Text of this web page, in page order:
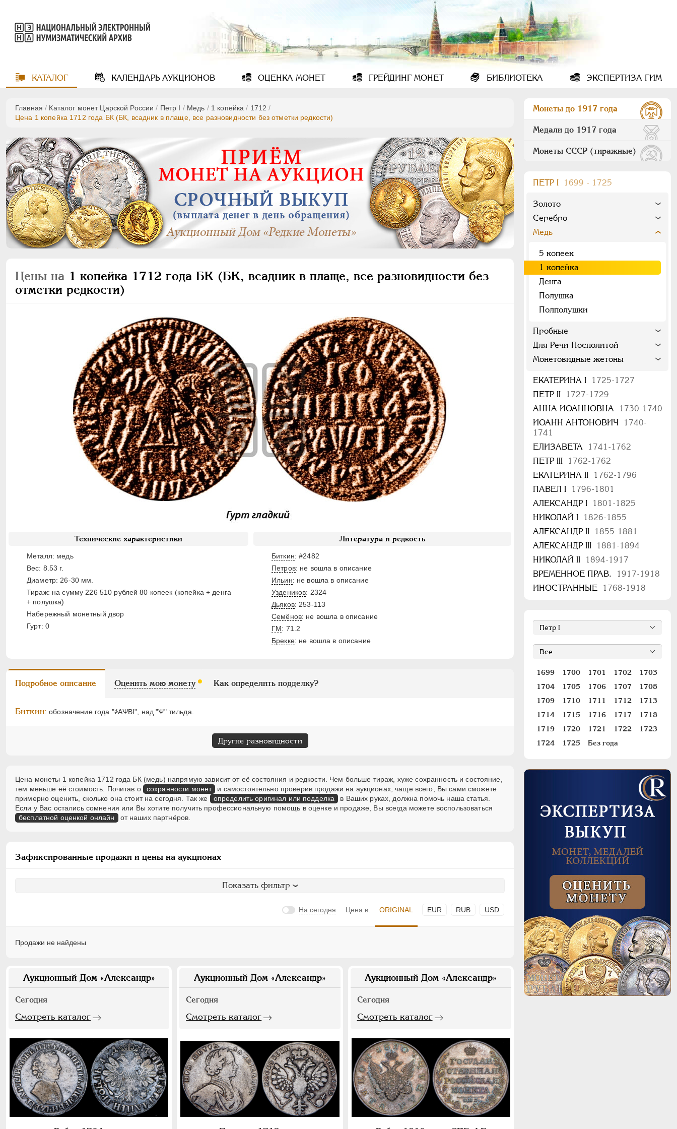
КАТАЛОГ КАЛЕНДАРЬАУКЦИОНОВ ОЦЕНКА МОНЕТ ГРЕЙДИНГМОНЕТ БИБЛИОТЕКА ЭКСПЕРТИЗА ГИМ
Главная / Каталог монет Царской России / Пeтр I / Медь / 1 копейка / 1712 /
Цена 1 копейка 1712 года БК (БК, всадник в плаще, все разновидности без отметки редкости)
Цены на 1 копейка 1712 года БК (БК, всадник в плаще, все разновидности без
отметки редкости)
Технические характеристики
Металл: медь
Вес: 8.53 г.
Диаметр: 26-30 мм.
Тираж: на сумму 226 510 рублей 80 копеек (копейка + денга
+ полушка)
Набережный монетный двор
Гурт: 0
Литература и редкость
Биткин: #2482
Петров: не вошла в описание
Ильин: не вошла в описание
Уздеников: 2324
Дьяков: 253-113
Семёнов: не вошла в описание
ГМ: 71.2
Брекке: не вошла в описание
Подробное описание Оценить мою монету Как определить подделку?
Биткин: обозначение года "҂АѰВI", над "Ѱ" тильда.
Другие разновидности
Цена монеты 1 копейка 1712 года БК (медь) напрямую зависит от её состояния и редкости. Чем больше тираж, хуже сохранность и состояние,
тем меньше её стоимость. Почитав о
сохранности монет
и самостоятельно проверив продажи на аукционах, чаще всего, Вы сами сможете
примерно оценить, сколько она стоит на сегодня. Так же
определить оригинал или подделка
в Ваших руках, должна помочь наша статья.
Если у Вас остались сомнения или Вы хотите получить профессиональную помощь в оценке и продаже, Вы всегда можете воспользоваться
бесплатной оценкой онлайн от наших партнёров.
Зафиксированные продажи и цены на аукционах
Показать фильтр
На сегодня Цена в: ORIGINAL EUR RUB USD
Продажи не найдены
Аукционный Дом «Александр»
Сегодня
Смотреть каталог
Аукционный Дом «Александр»
Сегодня
Смотреть каталог
Аукционный Дом «Александр»
Сегодня
Смотреть каталог
Монеты до 1917 года
Медали до 1917 года
Монеты СССР (тиражные)
ПEТР I 1699 - 1725
Золото
Серебро
Медь
5 копеек
1 копейка
Денга
Полушка
Полполушки
Пробные
Для Речи Посполитой
Монетовидные жетоны
ЕКАТЕРИНА I
1725-1727
ПЕТР II
1727-1729
АННА ИОАННОВНА
1730-1740
ИОАНН АНТОНОВИЧ
1740-
1741
ЕЛИЗАВЕТА
1741-1762
ПЕТР III
1762-1762
ЕКАТЕРИНА II
1762-1796
ПАВЕЛ I
1796-1801
АЛЕКСАНДР I
1801-1825
НИКОЛАЙ I
1826-1855
АЛЕКСАНДР II
1855-1881
АЛЕКСАНДР III
1881-1894
НИКОЛАЙ II
1894-1917
ВРЕМЕННОЕ ПРАВ.
1917-1918
ИНОСТРАННЫЕ
1768-1918
1699 1700 1701 1702
1703
1704
1705 1706 1707
1708
1709
1710 1711 1712
1713
1714
1715 1716 1717
1718
1719
1720 1721 1722
1723
1724
1725 Без года